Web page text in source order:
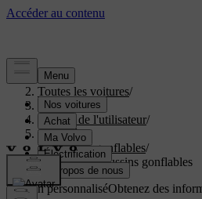
Aide/
Toutes les voitures/
V40 2019/
Manuel de l'utilisateur/
Sécurité/
Coussins gonflables/
Système de coussins gonflables
Soutien personnaliséObtenez des